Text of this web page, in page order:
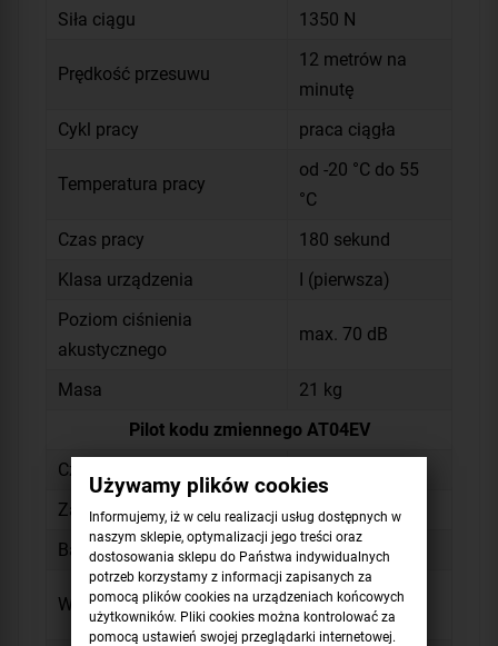
Siła ciągu
1350 N
Prędkość przesuwu
12 metrów na
minutę
Cykl pracy
praca ciągła
Temperatura pracy
od -20 °C do 55
°C
Czas pracy
180 sekund
Klasa urządzenia
I (pierwsza)
Poziom ciśnienia
akustycznego
max. 70 dB
Masa
21 kg
Pilot kodu zmiennego AT04EV
Częstotliwość
Zasięg
50-150 metrów
Baterie
1x CR2032
Wymiary
32 × 68 × 13
[mm]
Używamy plików cookies
Informujemy, iż w celu realizacji usług dostępnych w
naszym sklepie, optymalizacji jego treści oraz
dostosowania sklepu do Państwa indywidualnych
potrzeb korzystamy z informacji zapisanych za
pomocą plików cookies na urządzeniach końcowych
użytkowników. Pliki cookies można kontrolować za
pomocą ustawień swojej przeglądarki internetowej.